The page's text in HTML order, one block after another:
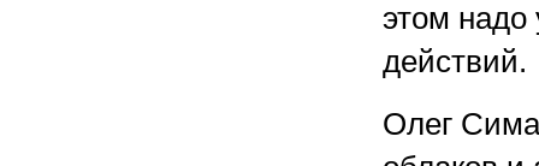
этом
действий.
Олег